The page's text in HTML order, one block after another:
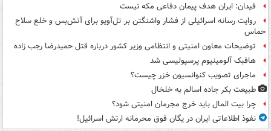
فیدان: ایران هدف پیمان دفاعی مکه نیست
روایت رسانه اسرائیلی از فشار واشنگتن بر تل‌آویو برای آتش‌بس و خلع سلاح
حماس
توضیحات معاون امنیتی و انتظامی وزیر کشور درباره قتل حمیدرضا رجب زاده
هافبک آلومینیوم پرسپولیسی شد
ماجرای تصویب کنوانسیون خزر چیست؟
طبیعت بکر جاده اسالم به خلخال
چرا بیت المال باید خرج مجرمان امنیتی شود؟
نفوذ اطلاعاتی ایران در یگان فوق محرمانه ارتش اسرائیل!